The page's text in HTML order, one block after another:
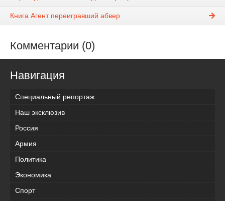
Книга Агент переигравший абвер
Комментарии (0)
Навигация
Специальный репортаж
Наш эксклюзив
Россия
Армия
Политика
Экономика
Спорт